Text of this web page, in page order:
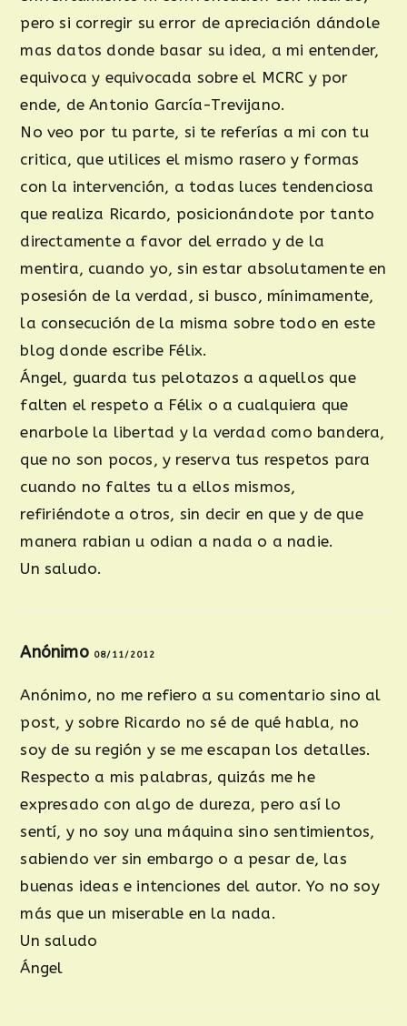
pero si corregir su error de apreciación dándole
mas datos donde basar su idea, a mi entender,
equivoca y equivocada sobre el MCRC y por
ende, de Antonio García-Trevijano.
No veo por tu parte, si te referías a mi con tu
critica, que utilices el mismo rasero y formas
con la intervención, a todas luces tendenciosa
que realiza Ricardo, posicionándote por tanto
directamente a favor del errado y de la
mentira, cuando yo, sin estar absolutamente en
posesión de la verdad, si busco, mínimamente,
la consecución de la misma sobre todo en este
blog donde escribe Félix.
Ángel, guarda tus pelotazos a aquellos que
falten el respeto a Félix o a cualquiera que
enarbole la libertad y la verdad como bandera,
que no son pocos, y reserva tus respetos para
cuando no faltes tu a ellos mismos,
refiriéndote a otros, sin decir en que y de que
manera rabian u odian a nada o a nadie.
Un saludo.
Anónimo 08/11/2012
Anónimo, no me refiero a su comentario sino al
post, y sobre Ricardo no sé de qué habla, no
soy de su región y se me escapan los detalles.
Respecto a mis palabras, quizás me he
expresado con algo de dureza, pero así lo
sentí, y no soy una máquina sino sentimientos,
sabiendo ver sin embargo o a pesar de, las
buenas ideas e intenciones del autor. Yo no soy
más que un miserable en la nada.
Un saludo
Ángel